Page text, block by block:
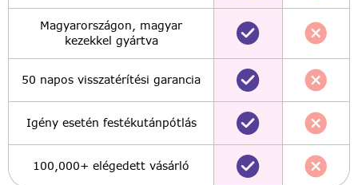
Magyarországon, magyar
kezekkel gyártva
50 napos visszatérítési garancia
Igény esetén festékutánpótlás
100,000+ elégedett vásárló